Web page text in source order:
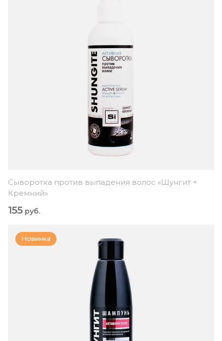
Сыворотка против выпадения волос «Шунгит +
Кремний»
155 руб.
Новинка